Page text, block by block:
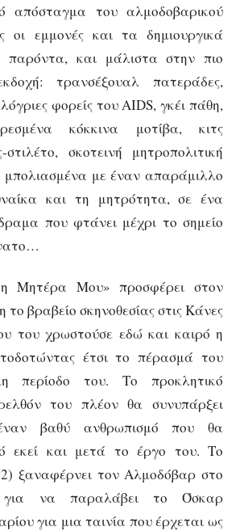
απόσταγμα του αλμοδοβαρικού
οι εμμονές και τα δημιουργικά
παρόντα, και μάλιστα στην πιο
τρανσέξουαλ πατεράδες,
φορείς του AIDS, γκέι πάθη,
κόκκινα μοτίβα, κιτς
στιλέτο, σκοτεινή μητροπολιτική
με έναν απαράμιλλο
και τη μητρότητα, σε ένα
που φτάνει μέχρι το σημείο
Μητέρα Μου» προσφέρει στον
το βραβείο σκηνοθεσίας στις Κάνες
του χρωστούσε εδώ και καιρό η
έτσι το πέρασμά του
περίοδο του. Το προκλητικό
του πλέον θα συνυπάρξει
βαθύ ανθρωπισμό που θα
εκεί και μετά το έργο του. Το
ξαναφέρνει τον Αλμοδόβαρ στο
για να παραλάβει το Όσκαρ
για μια ταινία που έρχεται ως